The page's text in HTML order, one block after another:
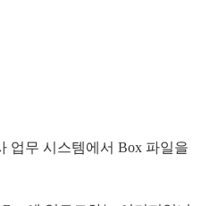
업무 시스템에서 Box 파일을